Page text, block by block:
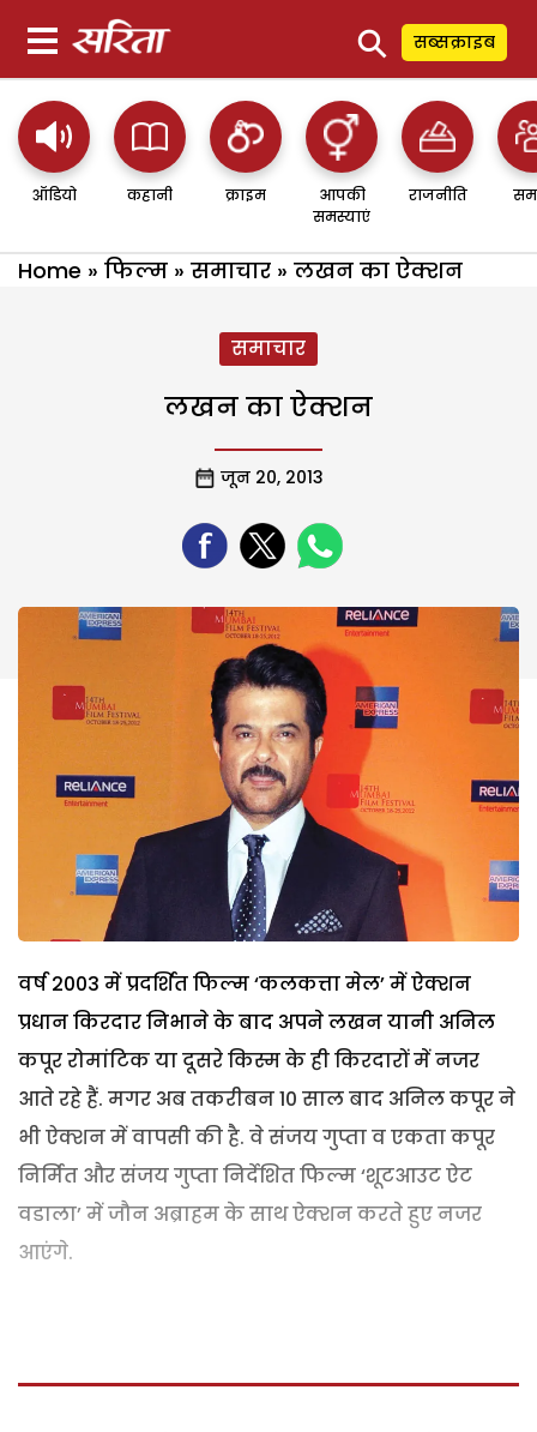
⚲ सब्सक्राइब
ऑडियो कहानी क्राइम
आपकी
समस्याएं
राजनीति
Home » फिल्म » समाचार » लखन का ऐक्शन
समाचार
लखन का ऐक्शन
जून 20, 2013
वर्ष 2003 में प्रदर्शित फिल्म ‘कलकत्ता मेल’ में ऐक्शन
प्रधान किरदार निभाने के बाद अपने लखन यानी अनिल
कपूर रोमांटिक या दूसरे किस्म के ही किरदारों में नजर
आते रहे हैं. मगर अब तकरीबन 10 साल बाद अनिल कपूर ने
भी ऐक्शन में वापसी की है. वे संजय गुप्ता व एकता कपूर
निर्मित और संजय गुप्ता निर्देशित फिल्म ‘शूटआउट ऐट
वडाला’ में जौन अब्राहम के साथ ऐक्शन करते हुए नजर
आएंगे.